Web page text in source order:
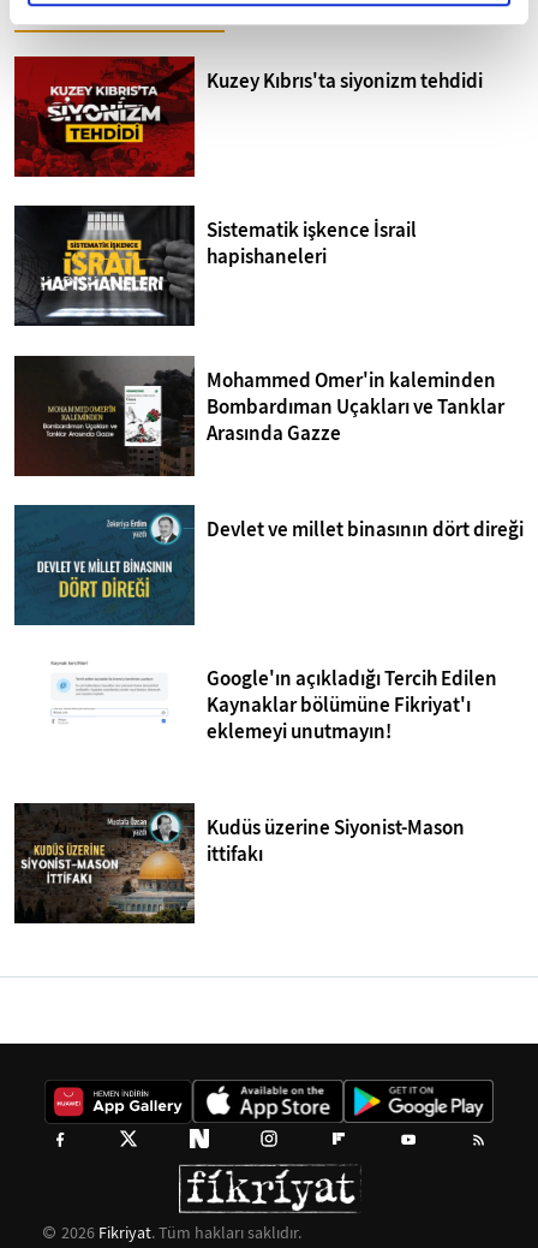
Tümü
Kuzey Kıbrıs'ta siyonizm tehdidi
Sistematik işkence İsrail
hapishaneleri
Mohammed Omer'in kaleminden
Bombardıman Uçakları ve Tanklar
Arasında Gazze
Devlet ve millet binasının dört direği
Google'ın açıkladığı Tercih Edilen
Kaynaklar bölümüne Fikriyat'ı
eklemeyi unutmayın!
Kudüs üzerine Siyonist-Mason
ittifakı
2026 Fikriyat. Tüm hakları saklıdır.